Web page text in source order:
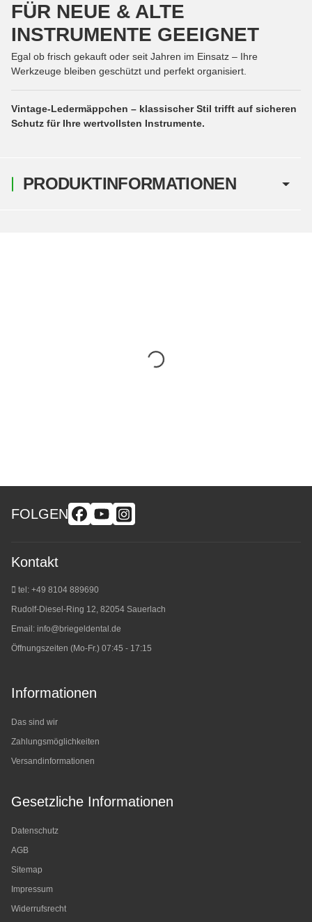
PRODUKTINFORMATIONEN
FÜR NEUE & ALTE
INSTRUMENTE GEEIGNET
Egal ob frisch gekauft oder seit Jahren im Einsatz – Ihre
Werkzeuge bleiben geschützt und perfekt organisiert.
Vintage-Ledermäppchen – klassischer Stil trifft auf sicheren
Schutz für Ihre wertvollsten Instrumente.
FOLGEN
Kontakt
tel: +49 8104 889690
Rudolf-Diesel-Ring 12, 82054 Sauerlach
Email: info@briegeldental.de
Öffnungszeiten (Mo-Fr.) 07:45 - 17:15
Informationen
Das sind wir
Zahlungsmöglichkeiten
Versandinformationen
Gesetzliche Informationen
Datenschutz
AGB
Sitemap
Impressum
Widerrufsrecht